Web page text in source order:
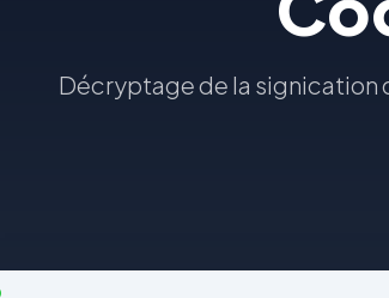
Décryptage de la signication